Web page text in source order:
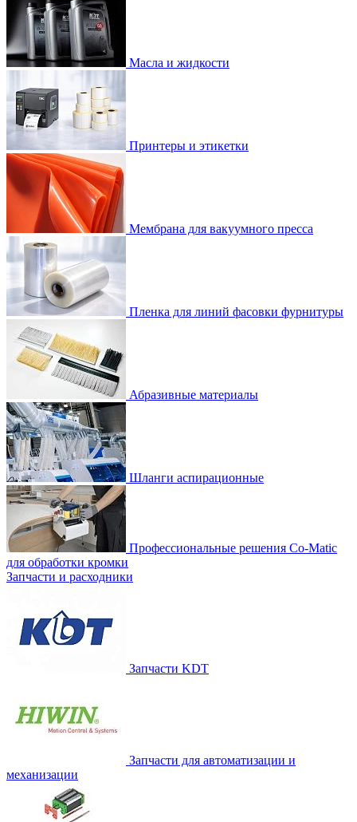
Масла и жидкости
Принтеры и этикетки
Мембрана для вакуумного пресса
Пленка для линий фасовки фурнитуры
Абразивные материалы
Шланги аспирационные
Профессиональные решения Co-Matic
для обработки кромки
Запчасти и расходники
Запчасти KDT
Запчасти для автоматизации и
механизации